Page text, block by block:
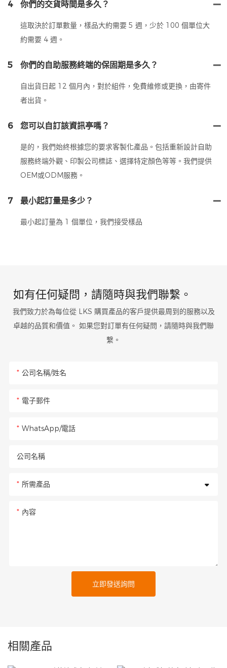
4 你們的交貨時間是多久？
這取決於訂單數量，樣品大約需要 5 週，少於 100 個單位大
約需要 4 週。
5 你們的自助服務終端的保固期是多久？
自出貨日起 12 個月內，對於組件，免費維修或更換，由寄件
者出貨。
6 您可以自訂該資訊亭嗎？
是的，我們始終根據您的要求客製化產品。包括重新設計自助
服務終端外觀、印製公司標誌、選擇特定顏色等等。我們提供
OEM或ODM服務。
7 最小起訂量是多少？
最小起訂量為 1 個單位，我們接受樣品
如有任何疑問，請隨時與我們聯繫。
我們致力於為每位從 LKS 購買產品的客戶提供最周到的服務以及
卓越的品質和價值。 如果您對訂單有任何疑問，請隨時與我們聯
繫。
公司名稱/姓名
電子郵件
WhatsApp/電話
公司名稱
所需產品
內容
立即發送詢問
相關產品